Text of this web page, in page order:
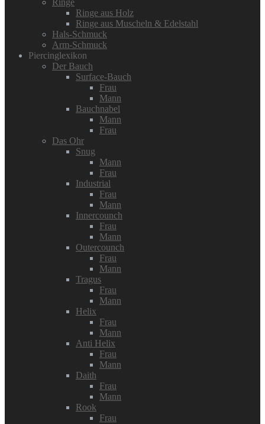
Ringe
Ringe aus Holz
Ringe aus Muscheln & Edelstahl
Hals-Schmuck
Arm-Schmuck
Piercinglexikon
Der Bauch
Surface-Bauch
Frau
Mann
Bauchnabel
Mann
Frau
Das Ohr
Snug
Mann
Frau
Industrial
Frau
Mann
Innercounch
Frau
Mann
Outercounch
Frau
Mann
Tragus
Frau
Mann
Helix
Frau
Mann
Anti Helix
Frau
Mann
Daith
Frau
Mann
Rook
Frau